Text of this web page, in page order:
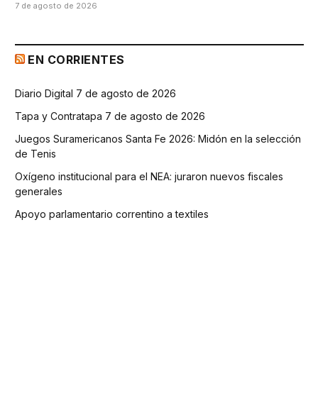
7 de agosto de 2026
EN CORRIENTES
Diario Digital 7 de agosto de 2026
Tapa y Contratapa 7 de agosto de 2026
Juegos Suramericanos Santa Fe 2026: Midón en la selección
de Tenis
Oxígeno institucional para el NEA: juraron nuevos fiscales
generales
Apoyo parlamentario correntino a textiles